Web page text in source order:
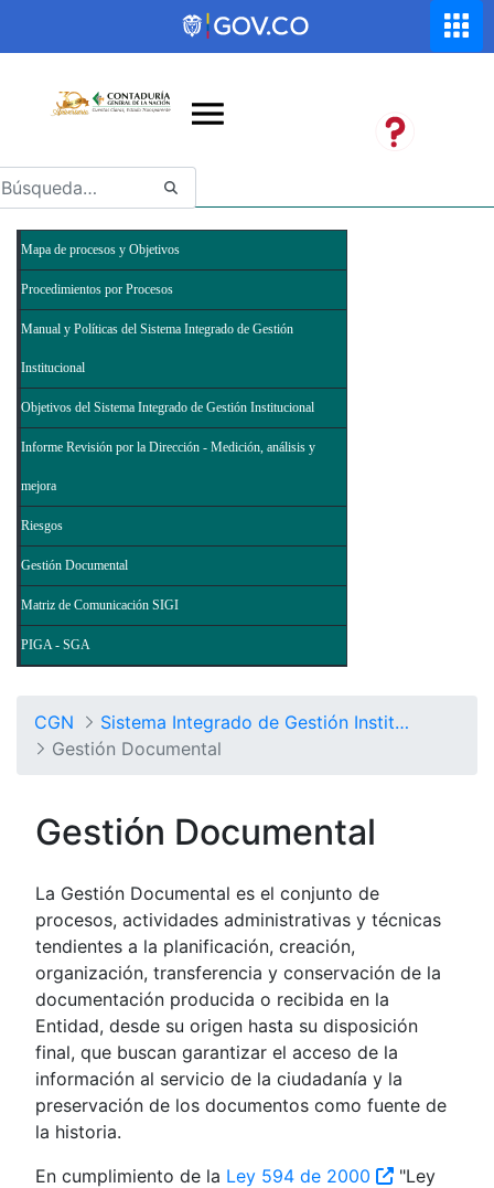
Saltar al contenido principal
Abrir menú de accesibilidad
Mapa de procesos y Objetivos
Procedimientos por Procesos
Manual y Políticas del Sistema Integrado de Gestión
Institucional
Objetivos del Sistema Integrado de Gestión Institucional
Informe Revisión por la Dirección - Medición, análisis y
mejora
Riesgos
Gestión Documental
Matriz de Comunicación SIGI
PIGA - SGA
CGN
Sistema Integrado de Gestión Institucional
Gestión Documental
Gestión Documental
La Gestión Documental es el conjunto de
procesos, actividades administrativas y técnicas
tendientes a la planificación, creación,
organización, transferencia y conservación de la
documentación producida o recibida en la
Entidad, desde su origen hasta su disposición
final, que buscan garantizar el acceso de la
información al servicio de la ciudadanía y la
preservación de los documentos como fuente de
la historia.
En cumplimiento de la Ley 594 de 2000
"Ley